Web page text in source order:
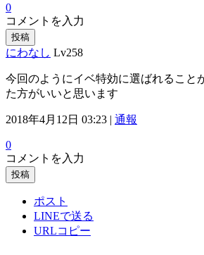
0
コメントを入力
投稿
にわなし Lv258
今回のようにイベ特効に選ばれること
た方がいいと思います
2018年4月12日 03:23 | 通報
0
コメントを入力
投稿
ポスト
LINEで送る
URLコピー